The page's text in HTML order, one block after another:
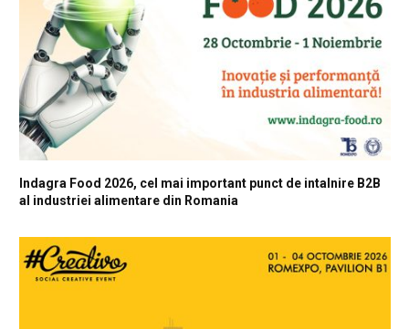
Indagra Food 2026, cel mai important punct de intalnire B2B
al industriei alimentare din Romania